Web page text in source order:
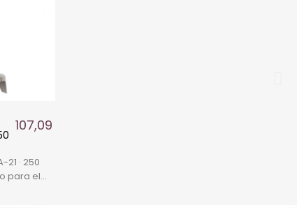
107,09 €
· 250
para el
o para el